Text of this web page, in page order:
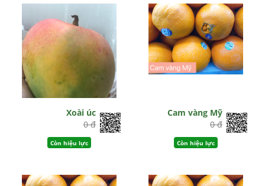
Xoài úc
0 đ
Còn hiệu lực
Cam vàng Mỹ
0 đ
Còn hiệu lực